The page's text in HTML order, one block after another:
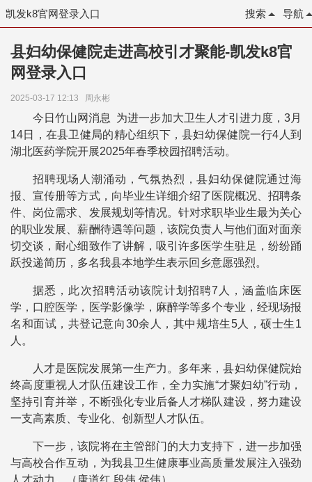
凯发k8官网登录入口 导航
搜索
县妇幼保健院走进高校引才聚能-凯发k8官
网登录入口
2025-03-17 12:13 周永彬
今日竹山网消息 为进一步加大卫生人才引进力度，3月
14日，在县卫健局的精心组织下，县妇幼保健院一行4人到
湖北医药学院开展2025年春季校园招聘活动。
招聘现场人潮涌动，气氛热烈，县妇幼保健院通过海
报、宣传册等方式，向毕业生详细介绍了医院概况、招聘条
件、岗位需求、发展规划等情况。针对求职毕业生最为关心
的职业发展、薪酬待遇等问题，该院负责人与他们面对面亲
切交谈，耐心细致作了讲解，吸引许多医学生驻足，纷纷踊
跃投递简历，多名我县本地学生表示回乡意愿强烈。
据悉，此次招聘活动该院计划招聘7人，涵盖临床医
学，口腔医学，医学影像学，麻醉学等多个专业，经现场报
名和面试，共登记意向30余人，其中规培生5人，硕士生1
人。
人才是医院发展第一生产力。多年来，县妇幼保健院始
终高度重视人才队伍建设工作，全力实施“才聚妇幼”行动，
坚持引育并举，不断强化专业后备人才梯队建设，努力建设
一支高素质、专业化、创新型人才队伍。
下一步，该院将在主管部门的大力支持下，进一步加强
与高校合作互动，为我县卫生健康事业高质量发展注入强劲
人才动力。（唐道红 段伟 侯伟）